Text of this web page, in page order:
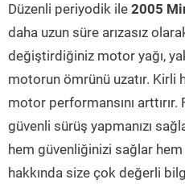
Düzenli periyodik ile 2005
daha uzun süre arızasız
değiştirdiğiniz motor yağı,
motorun ömrünü uzatır.
motor performansını
güvenli sürüş yapmanızı
hem güvenliğinizi sağlar hem
hakkında size çok değerli